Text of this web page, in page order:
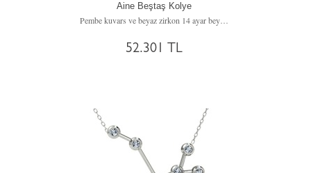
Aine Beştaş Kolye
Pembe kuvars ve beyaz zirkon 14 ayar beyaz altın kolye (40 cm altın rolo zincir)
52.301 TL